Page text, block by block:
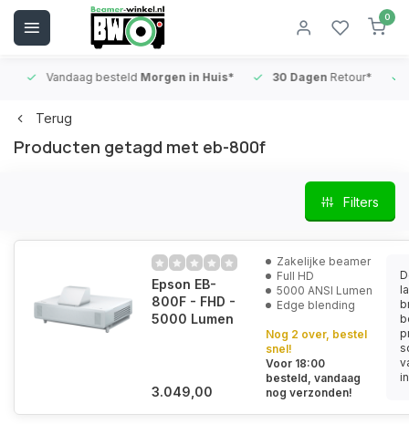
0
Vandaag besteldMorgen in Huis* 30 DagenRetour*
Terug
Producten getagd met eb-800f
Filters
Epson EB-
800F - FHD -
5000 Lumen
3.049,00
Zakelijke beamer
Full HD
5000 ANSI Lumen
Edge blending
Nog 2 over, bestel
snel!
Voor 18:00
besteld, vandaag
nog verzonden!